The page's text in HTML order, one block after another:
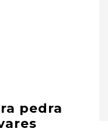
pedra